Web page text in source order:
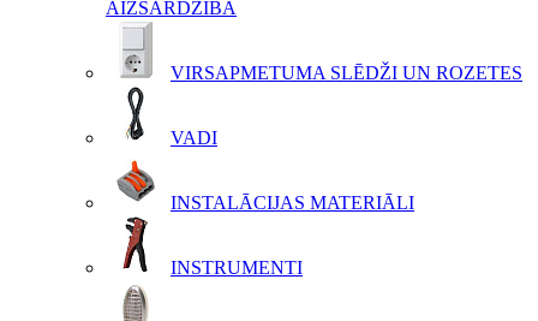
AIZSARDZĪBA
VIRSAPMETUMA SLĒDŽI UN ROZETES
VADI
INSTALĀCIJAS MATERIĀLI
INSTRUMENTI